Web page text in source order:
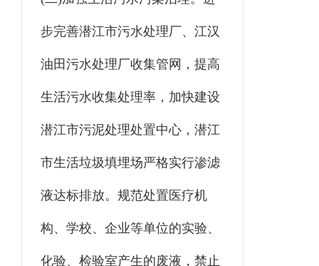
步完善潜江市污水处理厂、江汉
油田污水处理厂收集管网，提高
生活污水收集处理率，加快建设
潜江市污泥处理处置中心，潜江
市生活垃圾填埋场严格实行渗滤
液达标排放。规范处置医疗机
构、学校、企业等单位的实验、
化验、检验室产生的废液，禁止